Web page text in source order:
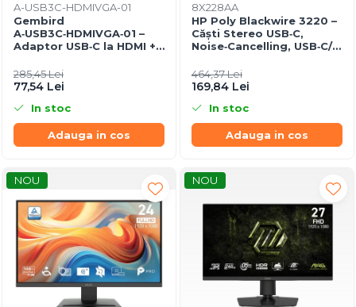
A-USB3C-HDMIVGA-01
Gembird
A‑USB3C‑HDMIVGA‑01 –
Adaptor USB‑C la HDMI +
285,45 Lei
77,54 Lei
In stoc
Adauga in cos
8X228AA
HP Poly Blackwire 3220 –
Căști Stereo USB‑C,
Noise‑Cancelling, USB‑C/A
464,37 Lei
169,84 Lei
In stoc
Adauga in cos
NOU NOU